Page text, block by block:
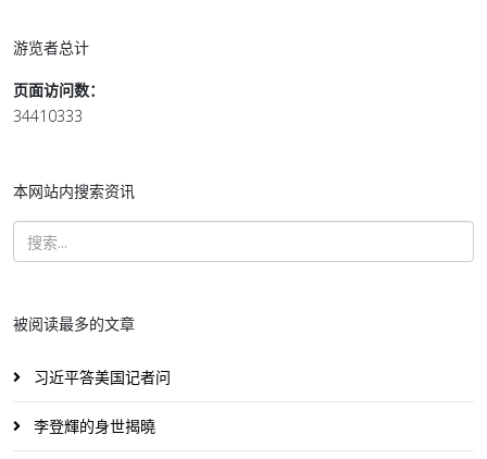
游览者总计
页面访问数：
34410333
本网站内搜索资讯
被阅读最多的文章
习近平答美国记者问
李登輝的身世揭曉